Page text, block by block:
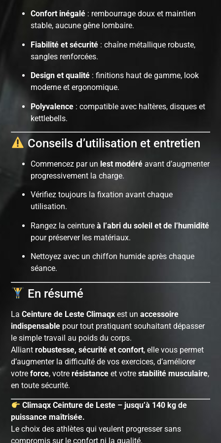
Confort inégalé : rembourrage doux et maintien
stable, aucune gêne lombaire.
Fiabilité et sécurité : chaîne métallique robuste,
sangles renforcées.
Design et qualité : finitions haut de gamme, look
moderne et ergonomique.
Polyvalence : compatible avec haltères, disques et
kettlebells.
Conseils d’utilisation et entretien
Commencez par un lest modéré avant d’augmenter
progressivement la charge.
Vérifiez toujours la fixation avant chaque
utilisation.
Rangez la ceintureà l’abri du soleil et de l’humidité
pour préserver les matériaux.
Nettoyez avec un chiffon humide après chaque
séance.
En résumé
LaCeinture de Leste Climaqx est unaccessoire
indispensable pour tout pratiquant souhaitant dépasser
le simple travail au poids du corps.
Alliantrobustesse, sécurité et confort, elle vous permet
d’augmenter la difficulté de vos exercices, d’améliorer
votreforce, votrerésistance et votrestabilité musculaire,
en toute sécurité.
Climaqx Ceinture de Leste – jusqu’à 140 kg de
puissance maîtrisée.
Le choix des athlètes qui veulent progresser sans
compromis sur le confort ni la qualité.